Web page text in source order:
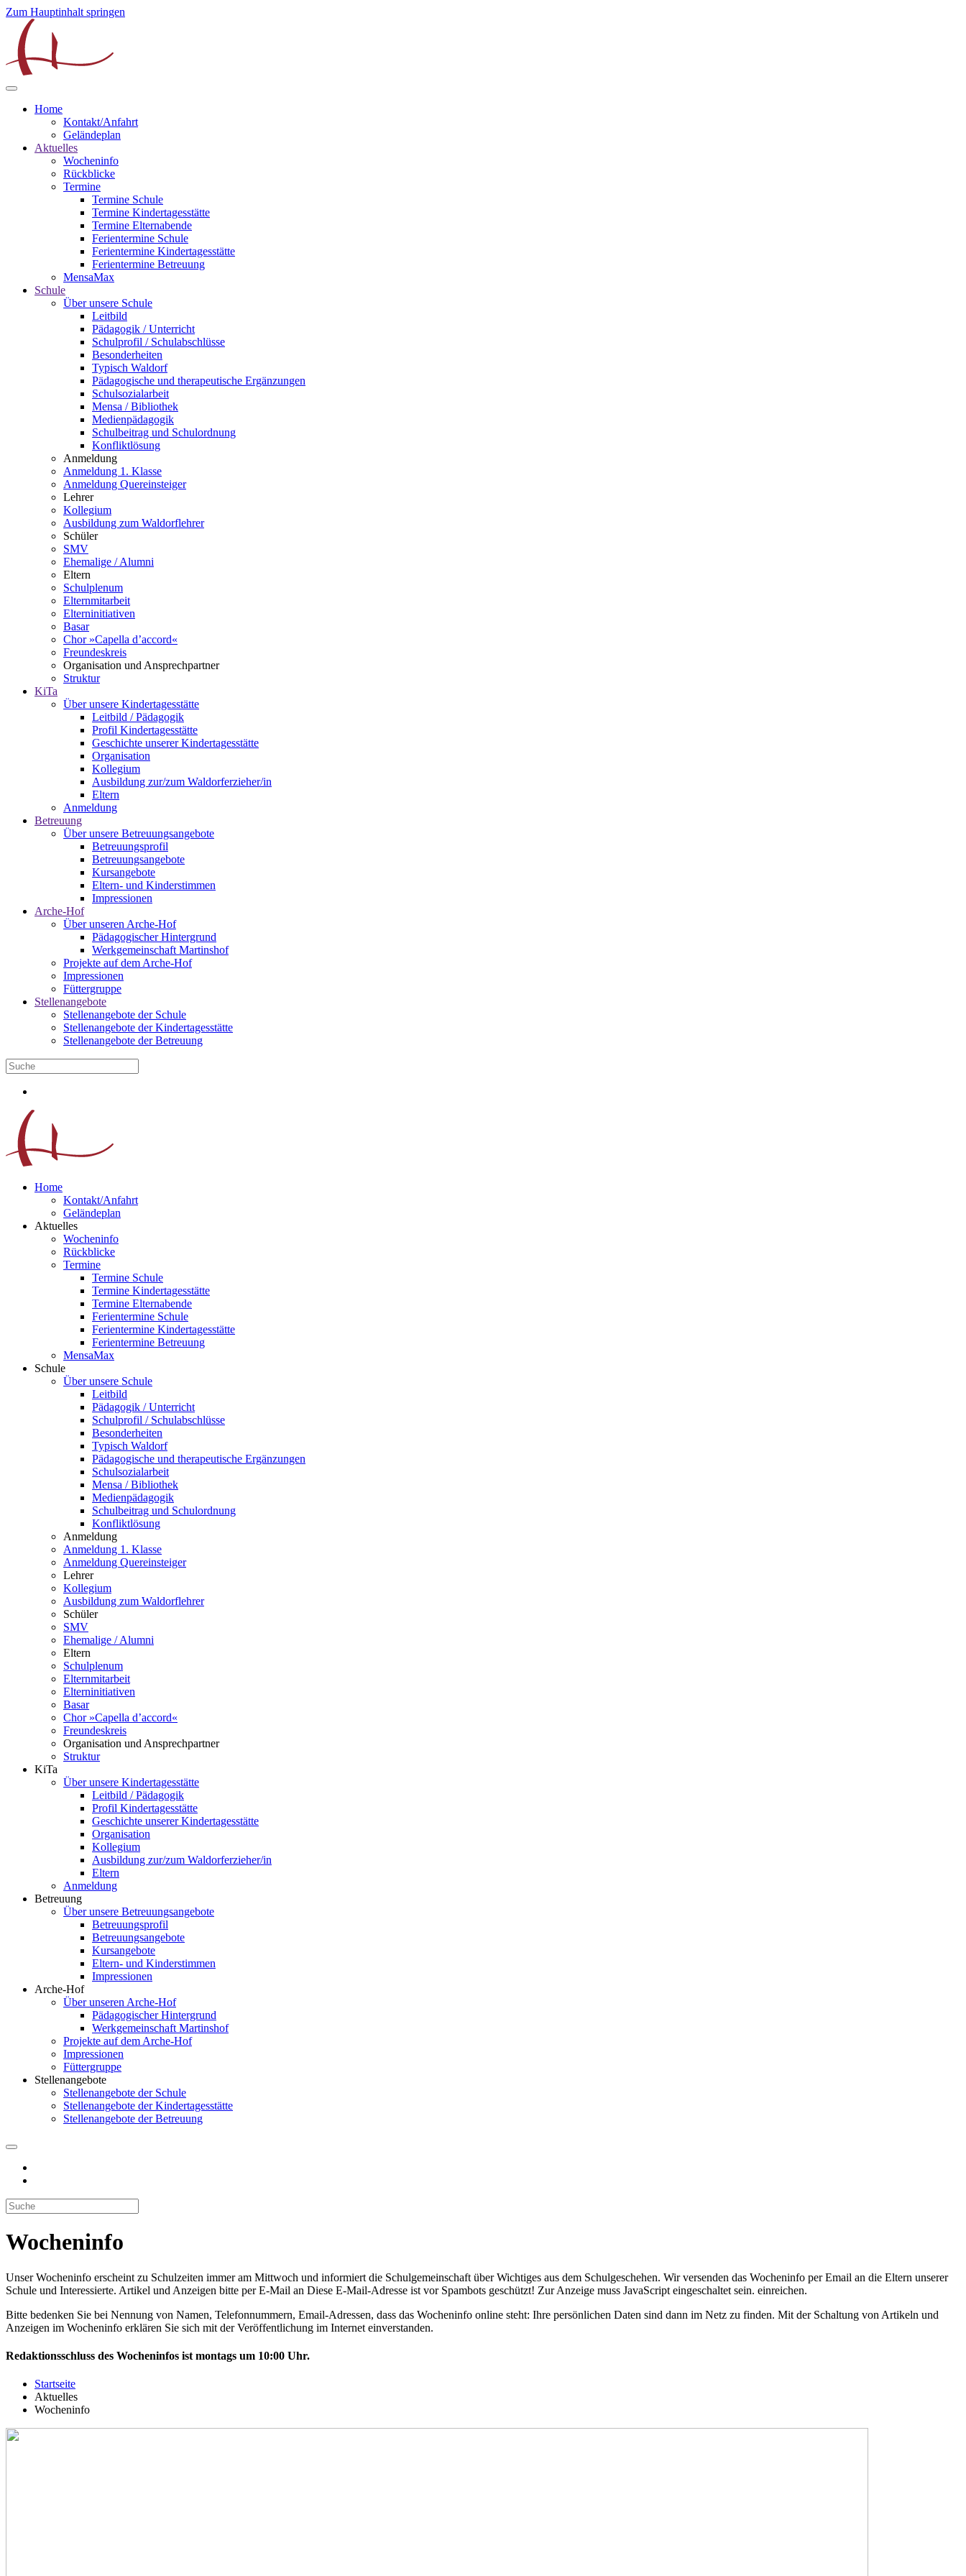
Zum Hauptinhalt springen
Home
Kontakt/Anfahrt
Geländeplan
Aktuelles
Wocheninfo
Rückblicke
Termine
Termine Schule
Termine Kindertagesstätte
Termine Elternabende
Ferientermine Schule
Ferientermine Kindertagesstätte
Ferientermine Betreuung
MensaMax
Schule
Über unsere Schule
Leitbild
Pädagogik / Unterricht
Schulprofil / Schulabschlüsse
Besonderheiten
Typisch Waldorf
Pädagogische und therapeutische Ergänzungen
Schulsozialarbeit
Mensa / Bibliothek
Medienpädagogik
Schulbeitrag und Schulordnung
Konfliktlösung
Anmeldung
Anmeldung 1. Klasse
Anmeldung Quereinsteiger
Lehrer
Kollegium
Ausbildung zum Waldorflehrer
Schüler
SMV
Ehemalige / Alumni
Eltern
Schulplenum
Elternmitarbeit
Elterninitiativen
Basar
Chor »Capella d’accord«
Freundeskreis
Organisation und Ansprechpartner
Struktur
KiTa
Über unsere Kindertagesstätte
Leitbild / Pädagogik
Profil Kindertagesstätte
Geschichte unserer Kindertagesstätte
Organisation
Kollegium
Ausbildung zur/zum Waldorferzieher/in
Eltern
Anmeldung
Betreuung
Über unsere Betreuungsangebote
Betreuungsprofil
Betreuungsangebote
Kursangebote
Eltern- und Kinderstimmen
Impressionen
Arche-Hof
Über unseren Arche-Hof
Pädagogischer Hintergrund
Werkgemeinschaft Martinshof
Projekte auf dem Arche-Hof
Impressionen
Füttergruppe
Stellenangebote
Stellenangebote der Schule
Stellenangebote der Kindertagesstätte
Stellenangebote der Betreuung
Home
Kontakt/Anfahrt
Geländeplan
Aktuelles
Wocheninfo
Rückblicke
Termine
Termine Schule
Termine Kindertagesstätte
Termine Elternabende
Ferientermine Schule
Ferientermine Kindertagesstätte
Ferientermine Betreuung
MensaMax
Schule
Über unsere Schule
Leitbild
Pädagogik / Unterricht
Schulprofil / Schulabschlüsse
Besonderheiten
Typisch Waldorf
Pädagogische und therapeutische Ergänzungen
Schulsozialarbeit
Mensa / Bibliothek
Medienpädagogik
Schulbeitrag und Schulordnung
Konfliktlösung
Anmeldung
Anmeldung 1. Klasse
Anmeldung Quereinsteiger
Lehrer
Kollegium
Ausbildung zum Waldorflehrer
Schüler
SMV
Ehemalige / Alumni
Eltern
Schulplenum
Elternmitarbeit
Elterninitiativen
Basar
Chor »Capella d’accord«
Freundeskreis
Organisation und Ansprechpartner
Struktur
KiTa
Über unsere Kindertagesstätte
Leitbild / Pädagogik
Profil Kindertagesstätte
Geschichte unserer Kindertagesstätte
Organisation
Kollegium
Ausbildung zur/zum Waldorferzieher/in
Eltern
Anmeldung
Betreuung
Über unsere Betreuungsangebote
Betreuungsprofil
Betreuungsangebote
Kursangebote
Eltern- und Kinderstimmen
Impressionen
Arche-Hof
Über unseren Arche-Hof
Pädagogischer Hintergrund
Werkgemeinschaft Martinshof
Projekte auf dem Arche-Hof
Impressionen
Füttergruppe
Stellenangebote
Stellenangebote der Schule
Stellenangebote der Kindertagesstätte
Stellenangebote der Betreuung
Wocheninfo
Unser Wocheninfo erscheint zu Schulzeiten immer am Mittwoch und informiert die Schulgemeinschaft über Wichtiges aus dem Schulgeschehen. Wir versenden das Wocheninfo per Email an die Eltern unserer
Schule und Interessierte. Artikel und Anzeigen bitte per E-Mail an Diese E-Mail-Adresse ist vor Spambots geschützt! Zur Anzeige muss JavaScript eingeschaltet sein. einreichen.
Bitte bedenken Sie bei Nennung von Namen, Telefonnummern, Email-Adressen, dass das Wocheninfo online steht: Ihre persönlichen Daten sind dann im Netz zu finden. Mit der Schaltung von Artikeln und
Anzeigen im Wocheninfo erklären Sie sich mit der Veröffentlichung im Internet einverstanden.
Redaktionsschluss des Wocheninfos ist montags um 10:00 Uhr.
Startseite
Aktuelles
Wocheninfo